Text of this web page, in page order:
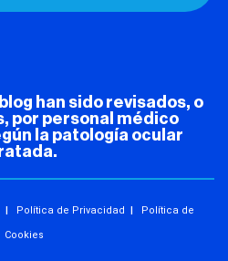
han sido revisados, o
por personal médico
la patología ocular
| Política de Privacidad | Política de
Cookies